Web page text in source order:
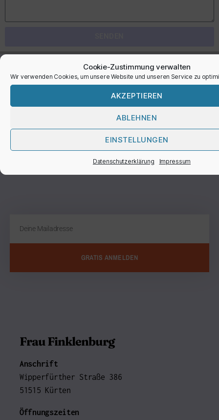
Cookie-Zustimmung verwalten
Wir verwenden Cookies, um unsere Website und unseren Service zu
AKZEPTIEREN
ABLEHNEN
EINSTELLUNGEN
Datenschutzerklärung Impressum
Newsletter
und erhalte gratis Informationen über unsere
neuesten Produkte und Services sowie
attraktive Rabattaktionen.
GRATIS ANMELDEN
Frau Finklenburg
Anschrift
Wipperfürther Straße 386
51515 Kürten
Öffnungszeiten